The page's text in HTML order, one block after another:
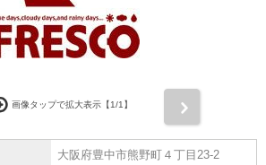
画像タップで拡大表示【1/1】
大阪府豊中市熊野町４丁目23-2